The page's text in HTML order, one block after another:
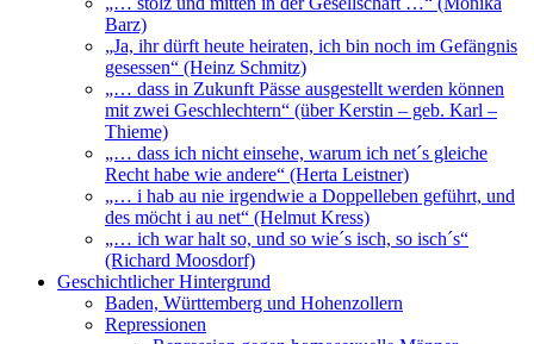
Barz)
„Ja, ihr dürft heute heiraten, ich bin noch im Gefängnis
gesessen“ (Heinz Schmitz)
„… dass in Zukunft Pässe ausgestellt werden können
mit zwei Geschlechtern“ (über Kerstin – geb. Karl –
Thieme)
„… dass ich nicht einsehe, warum ich net´s gleiche
Recht habe wie andere“ (Herta Leistner)
„… i hab au nie irgendwie a Doppelleben geführt, und
des möcht i au net“ (Helmut Kress)
„… ich war halt so, und so wie´s isch, so isch´s“
(Richard Moosdorf)
Geschichtlicher Hintergrund
Baden, Württemberg und Hohenzollern
Repressionen